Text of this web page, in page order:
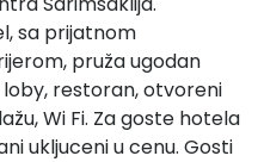
sa prijatnom
pruža ugodan
restoran, otvoreni
Wi Fi. Za goste hotela
ukljuceni u cenu. Gosti